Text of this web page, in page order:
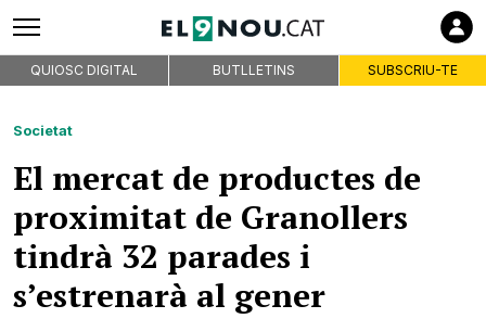
QUIOSC DIGITAL BUTLLETINS SUBSCRIU-TE
Societat
El mercat de productes de
proximitat de Granollers
tindrà 32 parades i
s’estrenarà al gener